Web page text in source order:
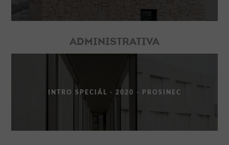
ADMINISTRATIVA
INTRO SPECIÁL - 2020 - PROSINEC